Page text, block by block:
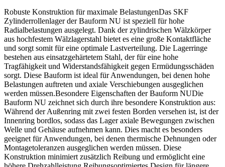
Robuste Konstruktion für maximale BelastungenDas SKF
Zylinderrollenlager der Bauform NU ist speziell für hohe
Radialbelastungen ausgelegt. Dank der zylindrischen Wälzkörper
aus hochfestem Wälzlagerstahl bietet es eine große Kontaktfläche
und sorgt somit für eine optimale Lastverteilung. Die Lagerringe
bestehen aus einsatzgehärtetem Stahl, der für eine hohe
Tragfähigkeit und Widerstandsfähigkeit gegen Ermüdungsschäden
sorgt. Diese Bauform ist ideal für Anwendungen, bei denen hohe
Belastungen auftreten und axiale Verschiebungen ausgeglichen
werden müssen.Besondere Eigenschaften der Bauform NUDie
Bauform NU zeichnet sich durch ihre besondere Konstruktion aus:
Während der Außenring mit zwei festen Borden versehen ist, ist der
Innenring bordlos, sodass das Lager axiale Bewegungen zwischen
Welle und Gehäuse aufnehmen kann. Dies macht es besonders
geeignet für Anwendungen, bei denen thermische Dehnungen oder
Montagetoleranzen ausgeglichen werden müssen. Diese
Konstruktion minimiert zusätzlich Reibung und ermöglicht eine